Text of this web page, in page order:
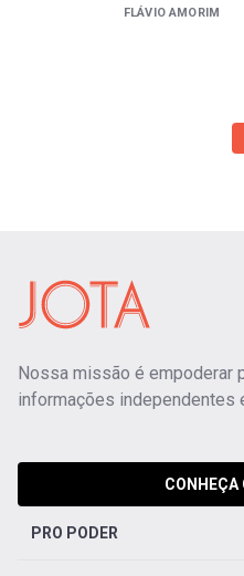
FLÁVIO AMORIM
Nossa missão é empoderar
informações independentes
CONHEÇA
PRO PODER